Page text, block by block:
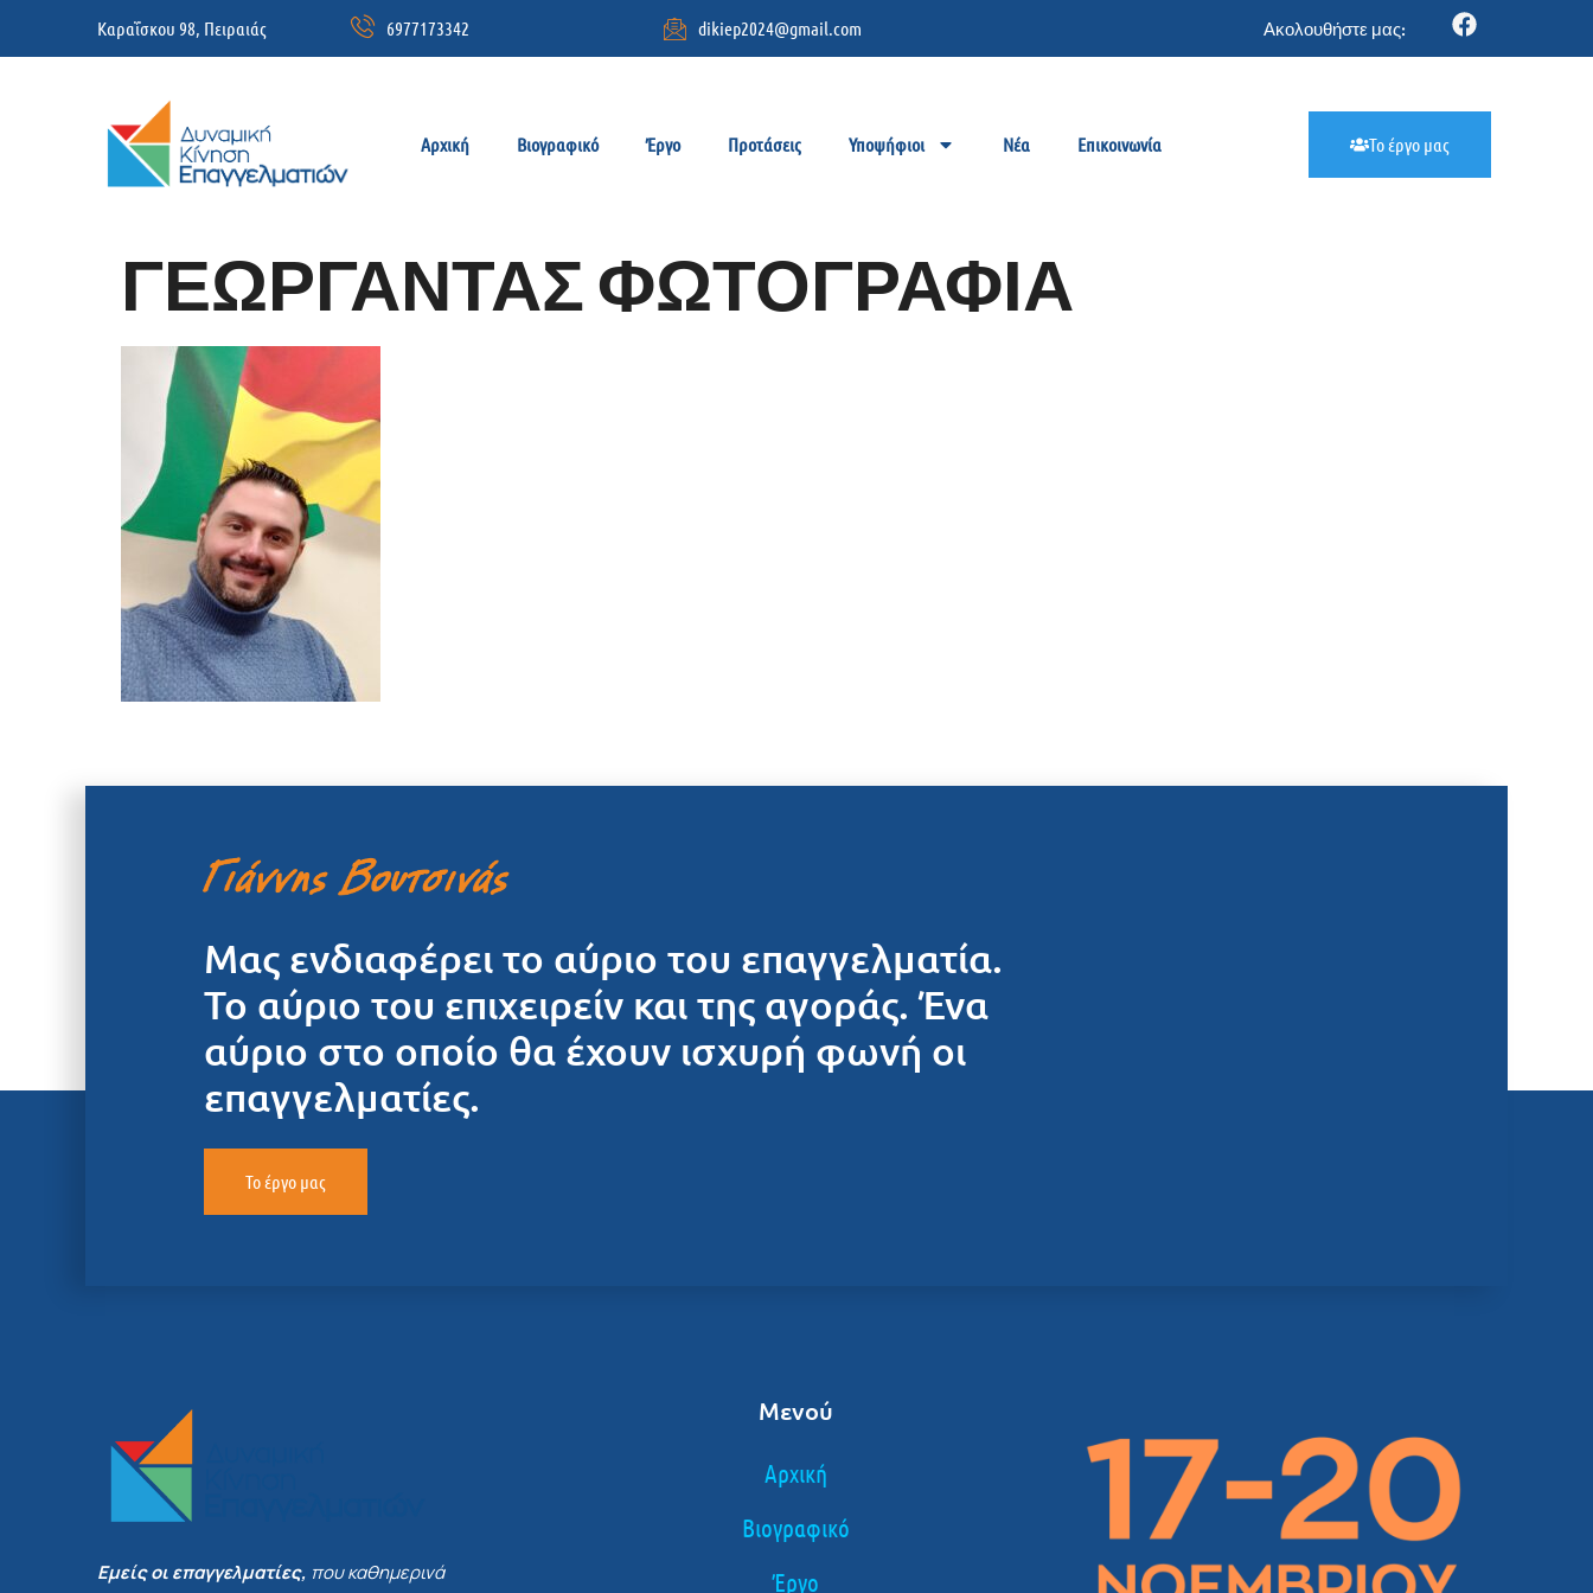
Καραΐσκου 98, Πειραιάς 6977173342 dikiep2024@gmail.com Ακολουθήστε μας:
Αρχική Βιογραφικό Έργο Προτάσεις Υποψήφιοι Νέα Επικοινωνία Το έργο μας
ΓΕΩΡΓΑΝΤΑΣ ΦΩΤΟΓΡΑΦΙΑ
Μας ενδιαφέρει το αύριο του επαγγελματία.
Το αύριο του επιχειρείν και της αγοράς. Ένα
αύριο στο οποίο θα έχουν ισχυρή φωνή οι
επαγγελματίες.
Το έργο μας
Εμείς οι επαγγελματίες, που καθημερινά
Μενού
Αρχική
Βιογραφικό
Έργο